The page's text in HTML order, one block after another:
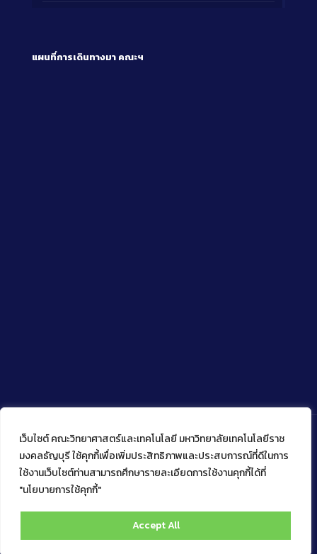
เว็บไซต์ คณะวิทยาศาสตร์และเทคโนโลยี มหาวิทยาลัยเทคโนโลยีราช
มงคลธัญบุรี ใช้คุกกี้เพื่อเพิ่มประสิทธิภาพและประสบการณ์ที่ดีในการ
ใช้งานเว็บไซต์ท่านสามารถศึกษารายละเอียดการใช้งานคุกกี้ได้ที่
"นโยบายการใช้คุกกี้"
Accept All
แผนที่การเดินทางมา คณะฯ
Copyright © 2022 คณะวิทยาศาสตร์และเทคโนโลยี มหาวิทยาลัย